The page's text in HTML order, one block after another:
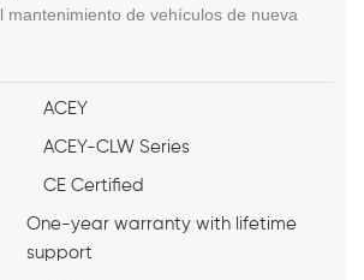
mantenimiento de vehículos de nueva
ACEY
ACEY-CLW Series
CE Certified
One-year warranty with lifetime
support